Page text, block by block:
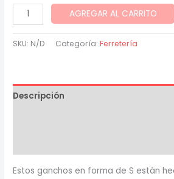
$
Gancho
en
forma
acero
inoxidable
AGREGAR AL CARRITO
SKU: N/D Categoría:Ferretería
Descripción
Estos ganchos en forma de S están